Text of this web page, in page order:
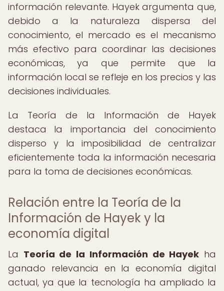
información relevante. Hayek argumenta que,
debido a la naturaleza dispersa del
conocimiento, el mercado es el mecanismo
más efectivo para coordinar las decisiones
económicas, ya que permite que la
información local se refleje en los precios y las
decisiones individuales.
La Teoría de la Información de Hayek
destaca la importancia del conocimiento
disperso y la imposibilidad de centralizar
eficientemente toda la información necesaria
para la toma de decisiones económicas.
Relación entre la Teoría de la
Información de Hayek y la
economía digital
La Teoría de la Información de Hayek ha
ganado relevancia en la economía digital
actual, ya que la tecnología ha ampliado la